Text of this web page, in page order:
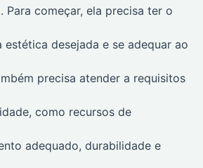
Para começar, ela precisa ter o
desejada e se adequar ao
precisa atender a requisitos
como recursos de
adequado, durabilidade e